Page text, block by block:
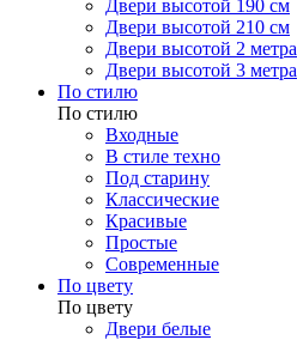
Двери высотой 190 см
Двери высотой 210 см
Двери высотой 2 метра
Двери высотой 3 метра
По стилю
По стилю
Входные
В стиле техно
Под старину
Классические
Красивые
Простые
Современные
По цвету
По цвету
Двери белые